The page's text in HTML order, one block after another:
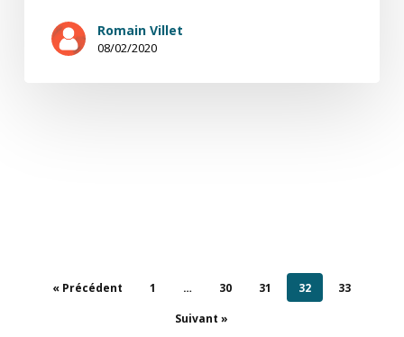
Romain Villet
08/02/2020
« Précédent 1 … 30 31 32
33
Suivant »